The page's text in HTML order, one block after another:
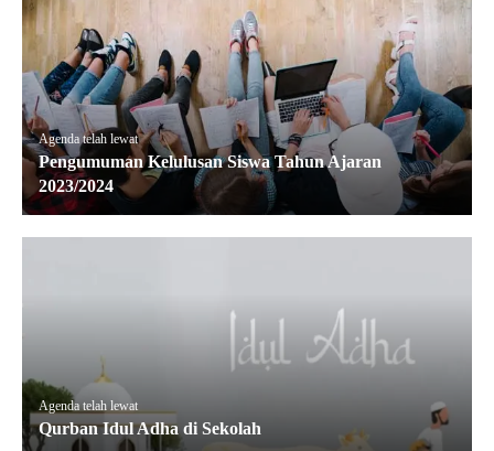
Agenda telah lewat
Pengumuman Kelulusan Siswa Tahun Ajaran
2023/2024
Agenda telah lewat
Qurban Idul Adha di Sekolah